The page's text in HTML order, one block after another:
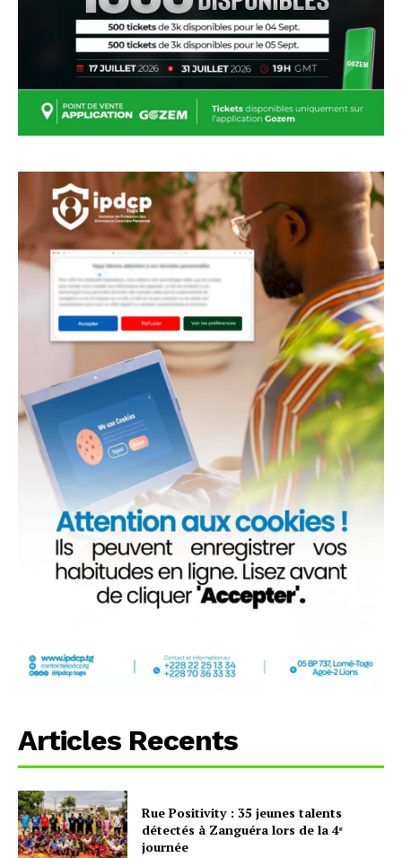
Articles Recents
Rue Positivity : 35 jeunes talents
détectés à Zanguéra lors de la 4ᵉ
journée